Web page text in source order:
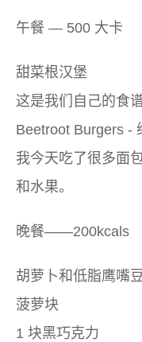
午餐 — 500 大卡
甜菜根汉堡
这是我们自己的食
Beetroot Burgers -
我今天吃了很多面
和水果。
晚餐——200kcals
胡萝卜和低脂鹰嘴
菠萝块
1 块黑巧克力